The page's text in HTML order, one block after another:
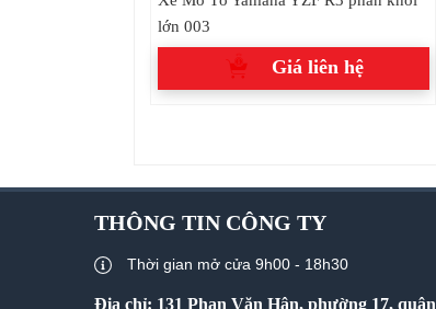
lớn 003
Giá liên hệ
THÔNG TIN CÔNG TY
Thời gian mở cửa 9h00 - 18h30
Địa chỉ: 131 Phan Văn Hân, phường 17, quận